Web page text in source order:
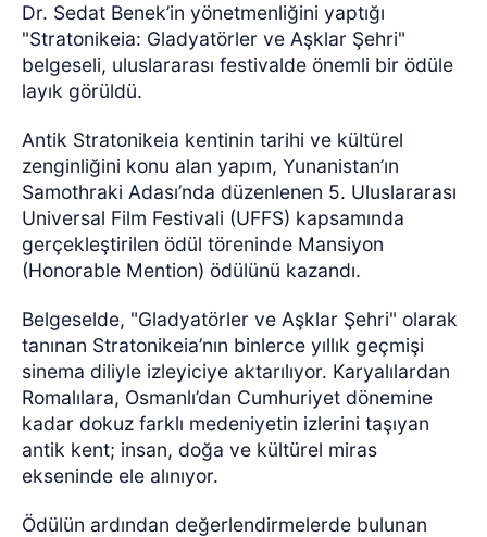
Dr. Sedat Benek’in yönetmenliğini yaptığı
"Stratonikeia: Gladyatörler ve Aşklar Şehri"
belgeseli, uluslararası festivalde önemli bir ödüle
layık görüldü.
Antik Stratonikeia kentinin tarihi ve kültürel
zenginliğini konu alan yapım, Yunanistan’ın
Samothraki Adası’nda düzenlenen 5. Uluslararası
Universal Film Festivali (UFFS) kapsamında
gerçekleştirilen ödül töreninde Mansiyon
(Honorable Mention) ödülünü kazandı.
Belgeselde, "Gladyatörler ve Aşklar Şehri" olarak
tanınan Stratonikeia’nın binlerce yıllık geçmişi
sinema diliyle izleyiciye aktarılıyor. Karyalılardan
Romalılara, Osmanlı’dan Cumhuriyet dönemine
kadar dokuz farklı medeniyetin izlerini taşıyan
antik kent; insan, doğa ve kültürel miras
ekseninde ele alınıyor.
Ödülün ardından değerlendirmelerde bulunan